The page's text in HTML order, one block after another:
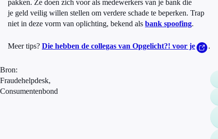
pakken. Ze doen zich voor als medewerkers van je bank die
je geld veilig willen stellen om verdere schade te beperken. Trap
niet in deze vorm van oplichting, bekend als bank spoofing.
Meer tips? Die hebben de collegas van Opgelicht?! voor je .
Bron:
Fraudehelpdesk,
Consumentenbond